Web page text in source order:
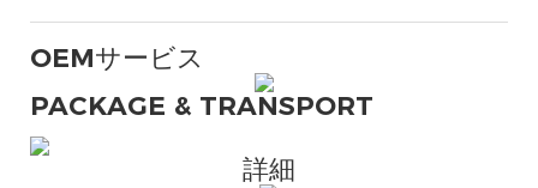
OEMサービス
PACKAGE & TRANSPORT
詳細